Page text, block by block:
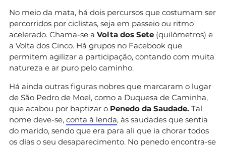
No meio da mata, há dois percursos que costumam ser
percorridos por ciclistas, seja em passeio ou ritmo
acelerado. Chama-se a Volta dos Sete (quilómetros) e
a Volta dos Cinco. Há grupos no Facebook que
permitem agilizar a participação, contando com muita
natureza e ar puro pelo caminho.
Há ainda outras figuras nobres que marcaram o lugar
de São Pedro de Moel, como a Duquesa de Caminha,
que acabou por baptizar o Penedo da Saudade. Tal
nome deve-se, conta à lenda, às saudades que sentia
do marido, sendo que era para ali que ia chorar todos
os dias o seu desaparecimento. No penedo encontra-se